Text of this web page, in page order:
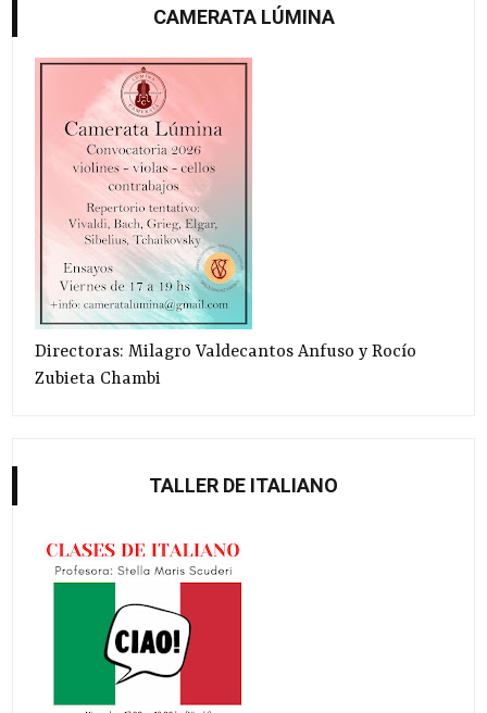
CAMERATA LÚMINA
Directoras: Milagro Valdecantos Anfuso y Rocío
Zubieta Chambi
TALLER DE ITALIANO